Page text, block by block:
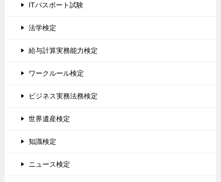
ITパスポート試験
法学検定
給与計算実務能力検定
ワークルール検定
ビジネス実務法務検定
世界遺産検定
知識検定
ニュース検定